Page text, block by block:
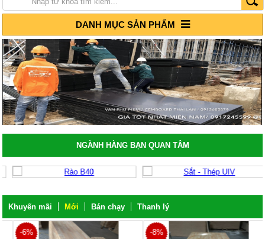
DANH MỤC SẢN PHẨM
NGÀNH HÀNG BẠN QUAN TÂM
Khuyến mãi Mới Bán chạy Thanh lý
-6% -8%